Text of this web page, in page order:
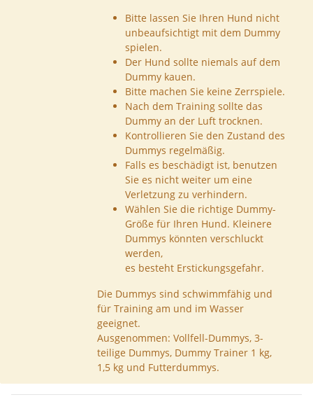
Bitte lassen Sie Ihren Hund nicht
unbeaufsichtigt mit dem Dummy
spielen.
Der Hund sollte niemals auf dem
Dummy kauen.
Bitte machen Sie keine Zerrspiele.
Nach dem Training sollte das
Dummy an der Luft trocknen.
Kontrollieren Sie den Zustand des
Dummys regelmäßig.
Falls es beschädigt ist, benutzen
Sie es nicht weiter um eine
Verletzung zu verhindern.
Wählen Sie die richtige Dummy-
Größe für Ihren Hund. Kleinere
Dummys könnten verschluckt
werden,
es besteht Erstickungsgefahr.
Die Dummys sind schwimmfähig und
für Training am und im Wasser
geeignet.
Ausgenommen: Vollfell-Dummys, 3-
teilige Dummys, Dummy Trainer 1 kg,
1,5 kg und Futterdummys.